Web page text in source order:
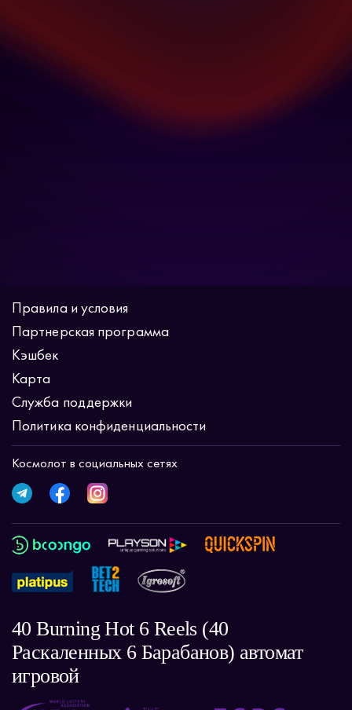
Правила и условия
Партнерская программа
Кэшбек
Карта
Служба поддержки
Политика конфиденциальности
Космолот в социальных сетях
40 Burning Hot 6 Reels (40
Раскаленных 6 Барабанов) автомат
игровой